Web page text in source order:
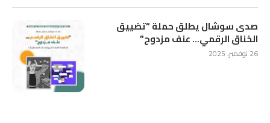
صدى سوشال يطلق حملة “تضييق
الخناق الرقمي… عنف مزدوج”
26 نوفمبر، 2025